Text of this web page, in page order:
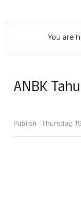
You are
ANBK
Publish : Thursday,